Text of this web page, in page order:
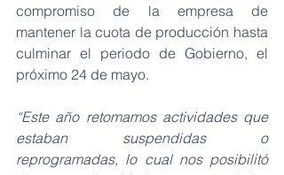
compromiso de la empresa de
mantener la cuota de producción hasta
culminar el periodo de Gobierno, el
próximo 24 de mayo.
“Este año retomamos actividades que
estaban suspendidas o
reprogramadas, lo cual nos posibilitó